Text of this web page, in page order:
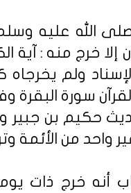
الله عليه
إلا خرج منه : آية
ولم يخرجاه
سورة البقرة
حكيم بن
واحد من الأئمة
أنه خرج ذات